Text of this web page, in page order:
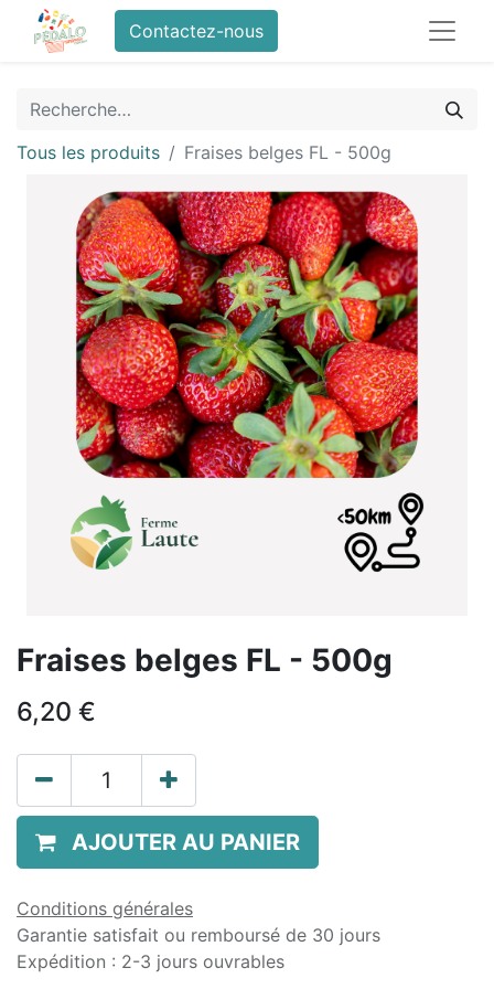
Contactez-nous
Tous les produits Fraises belges FL - 500g
Fraises belges FL - 500g
6,20 €
AJOUTER AU PANIER
Conditions générales
Garantie satisfait ou remboursé de 30 jours
Expédition : 2-3 jours ouvrables